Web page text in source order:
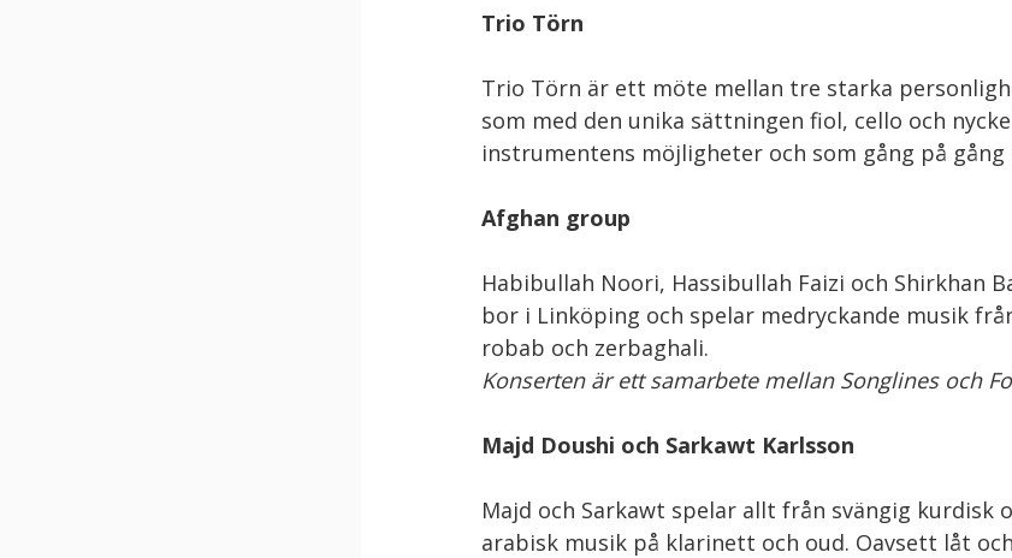
Trio Törn
Trio Törn är ett möte mellan tre starka
som med den unika sättningen fiol, cello och
instrumentens möjligheter och som gång på
Afghan group
Habibullah Noori, Hassibullah Faizi och Shirkhan
bor i Linköping och spelar medryckande musik
robab och zerbaghali.
Konserten är ett samarbete mellan Songlines och
Majd Doushi och Sarkawt Karlsson
Majd och Sarkawt spelar allt från svängig
arabisk musik på klarinett och oud. Oavsett låt